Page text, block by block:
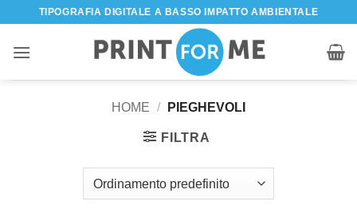
contenuti
TIPOGRAFIA DIGITALE A BASSO IMPATTO AMBIENTALE
HOME / PIEGHEVOLI
FILTRA